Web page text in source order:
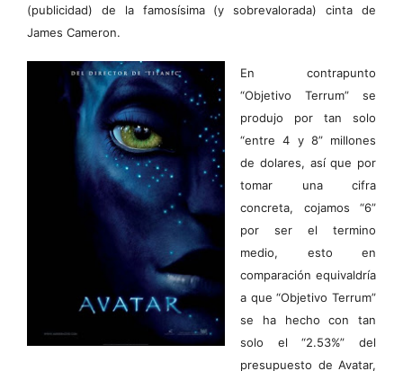
(publicidad) de la famosísima (y sobrevalorada) cinta de
James Cameron.
En contrapunto
“Objetivo Terrum” se
produjo por tan solo
“entre 4 y 8” millones
de dolares, así que por
tomar una cifra
concreta, cojamos “6”
por ser el termino
medio, esto en
comparación equivaldría
a que “Objetivo Terrum”
se ha hecho con tan
solo el “2.53%” del
presupuesto de Avatar,